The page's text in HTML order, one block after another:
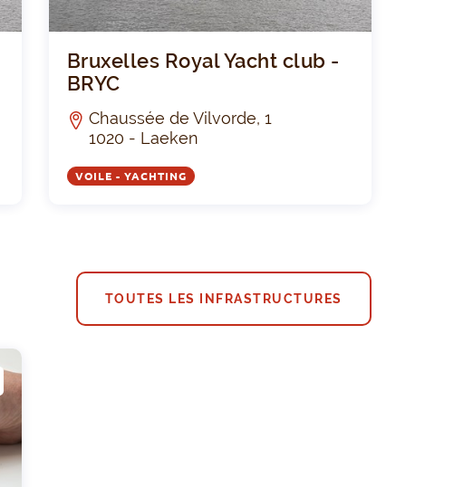
Bruxelles Royal Yacht club -
BRYC
Chaussée de Vilvorde, 1
1020 - Laeken
VOILE - YACHTING
TOUTES LES INFRASTRUCTURES